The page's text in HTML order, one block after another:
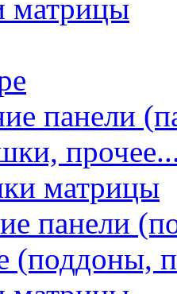
матрицы
панели
матрицы
панели
(поддоны,